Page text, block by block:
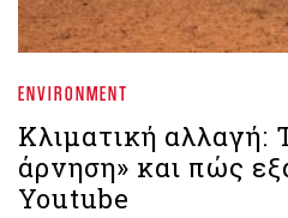
ENVIRONMENT
Κλιματική αλλαγή:
άρνηση» και πώς
Youtube